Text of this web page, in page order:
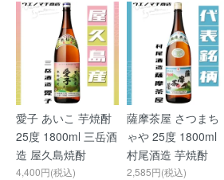
愛子 あいこ 芋焼酎
25度 1800ml 三岳酒
造 屋久島焼酎
4,400円(税込)
薩摩茶屋 さつまち
ゃや 25度 1800ml
村尾酒造 芋焼酎
2,585円(税込)